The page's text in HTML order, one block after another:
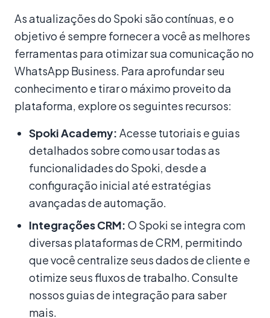
As atualizações do Spoki são contínuas, e o
objetivo é sempre fornecer a você as melhores
ferramentas para otimizar sua comunicação no
WhatsApp Business. Para aprofundar seu
conhecimento e tirar o máximo proveito da
plataforma, explore os seguintes recursos:
Spoki Academy: Acesse tutoriais e guias
detalhados sobre como usar todas as
funcionalidades do Spoki, desde a
configuração inicial até estratégias
avançadas de automação.
Integrações CRM: O Spoki se integra com
diversas plataformas de CRM, permitindo
que você centralize seus dados de cliente e
otimize seus fluxos de trabalho. Consulte
nossos guias de integração para saber
mais.